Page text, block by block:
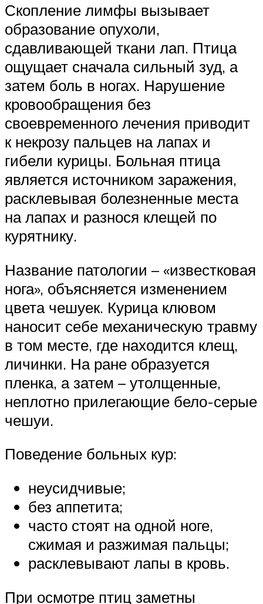
Скопление лимфы вызывает
образование опухоли,
сдавливающей ткани лап. Птица
ощущает сначала сильный зуд, а
затем боль в ногах. Нарушение
кровообращения без
своевременного лечения приводит
к некрозу пальцев на лапах и
гибели курицы. Больная птица
является источником заражения,
расклевывая болезненные места
на лапах и разнося клещей по
курятнику.
Название патологии – «известковая
нога», объясняется изменением
цвета чешуек. Курица клювом
наносит себе механическую травму
в том месте, где находится клещ,
личинки. На ране образуется
пленка, а затем – утолщенные,
неплотно прилегающие бело-серые
чешуи.
Поведение больных кур:
неусидчивые;
без аппетита;
часто стоят на одной ноге,
сжимая и разжимая пальцы;
расклевывают лапы в кровь.
При осмотре птиц заметны